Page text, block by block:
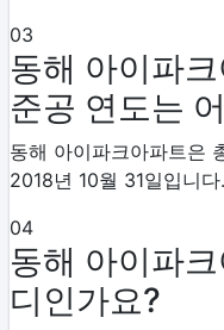
03
동해 아이파
준공 연도는
동해 아이파크아파트은
2018년 10월 31일입니다.
04
동해 아이파
디인가요?